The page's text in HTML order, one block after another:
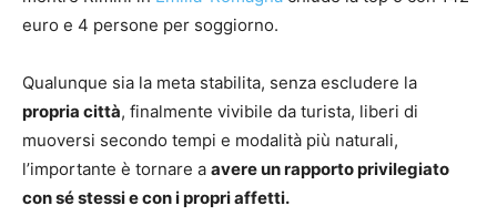
euro e 4 persone per soggiorno.
Qualunque sia la meta stabilita, senza escludere la
propria città, finalmente vivibile da turista, liberi di
muoversi secondo tempi e modalità più naturali,
l’importante è tornare a avere un rapporto privilegiato
con sé stessi e con i propri affetti.